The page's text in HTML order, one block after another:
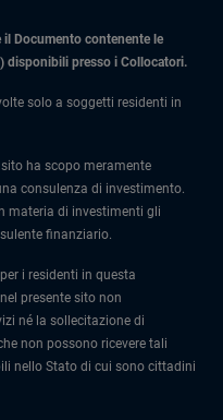
il Documento contenente le
disponibili presso i Collocatori.
solo a soggetti residenti in
ha scopo meramente
consulenza di investimento.
materia di investimenti gli
finanziario.
i residenti in questa
presente sito non
né la sollecitazione di
non possono ricevere tali
nello Stato di cui sono cittadini